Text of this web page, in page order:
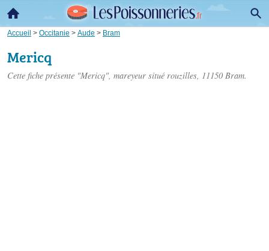
Accueil > Occitanie > Aude > Bram
Mericq
Cette fiche présente "Mericq", mareyeur situé rouzilles, 11150 Bram.